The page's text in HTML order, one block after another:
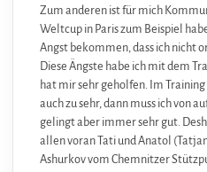
Zum anderen ist für mich
Weltcup in Paris zum Beispiel
Angst bekommen, dass ich nicht
Diese Ängste habe ich mit dem
hat mir sehr geholfen. Im
auch zu sehr, dann muss ich von
gelingt aber immer sehr gut.
allen voran Tati und Anatol
Ashurkov vom Chemnitzer